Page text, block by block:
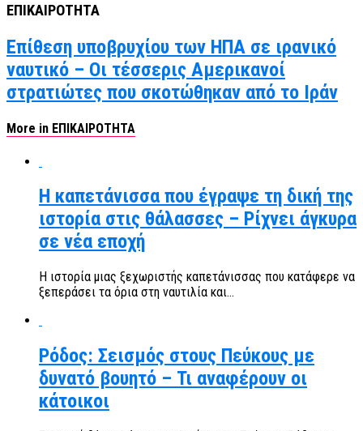
ΕΠΙΚΑΙΡΟΤΗΤΑ
Επίθεση υποβρυχίου των ΗΠΑ σε ιρανικό
ναυτικό – Οι τέσσερις Αμερικανοί
στρατιώτες που σκοτώθηκαν από το Ιράν
More in ΕΠΙΚΑΙΡΟΤΗΤΑ
Η καπετάνισσα που έγραψε τη δική της
ιστορία στις θάλασσες – Ρίχνει άγκυρα
σε νέα εποχή
Η ιστορία μιας ξεχωριστής καπετάνισσας που κατάφερε να
ξεπεράσει τα όρια στη ναυτιλία και...
Ρόδος: Σεισμός στους Πεύκους με
δυνατό βουητό – Τι αναφέρουν οι
κάτοικοι